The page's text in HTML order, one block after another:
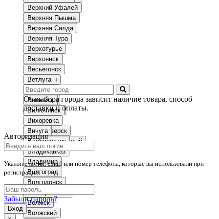
Бор
Борзя
Борисоглебск
Боровичи
Боровск
Бородино
Братск
Бронницы
Брянск
Бугульма
Бугуруслан
Гусев
Гусиноозерск
Гусь-Хрустальный
Верхний Уфалей
Верхняя Пышма
Верхняя Салда
Верхняя Тура
Верхотурье
Верхоянск
Весьегонск
Ветлуга
Видное
Вилюйск
Вилючинск
Вихоревка
Вичуга
Владивосток
Владикавказ
Владимир
Волгоград
Волгодонск
Волгореченск
Волжск
Волжский
От выбора города зависит наличие товара, способ
доставки и оплаты.
Авторизация
Укажите логин, email или номер телефона, которые вы использовали при
регистрации.
Забыли пароль?
Вход